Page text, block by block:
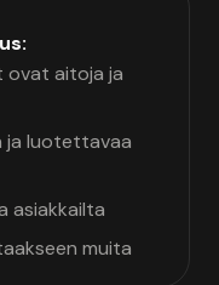
ovat aitoja ja
ja luotettavaa
asiakkailta
muita